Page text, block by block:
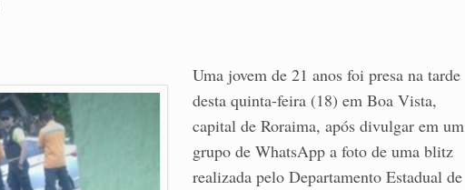
Uma jovem de 21 anos foi presa na tarde
desta quinta-feira (18) em Boa Vista,
capital de Roraima, após divulgar em um
grupo de WhatsApp a foto de uma blitz
realizada pelo Departamento Estadual de